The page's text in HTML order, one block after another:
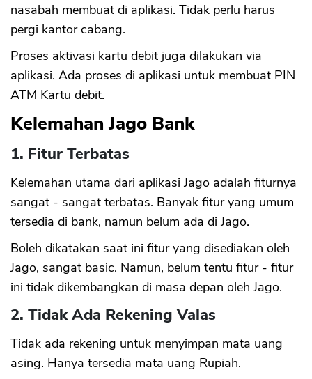
nasabah membuat di aplikasi. Tidak perlu harus
pergi kantor cabang.
Proses aktivasi kartu debit juga dilakukan via
aplikasi. Ada proses di aplikasi untuk membuat PIN
ATM Kartu debit.
Kelemahan Jago Bank
1. Fitur Terbatas
Kelemahan utama dari aplikasi Jago adalah fiturnya
sangat - sangat terbatas. Banyak fitur yang umum
tersedia di bank, namun belum ada di Jago.
Boleh dikatakan saat ini fitur yang disediakan oleh
Jago, sangat basic. Namun, belum tentu fitur - fitur
ini tidak dikembangkan di masa depan oleh Jago.
2. Tidak Ada Rekening Valas
Tidak ada rekening untuk menyimpan mata uang
asing. Hanya tersedia mata uang Rupiah.